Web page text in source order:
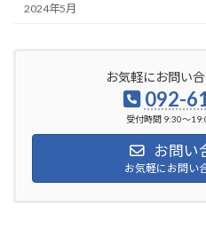
2024年5月
お気軽にお問い
092-
受付時間 9:30～
お問い
お気軽にお問い